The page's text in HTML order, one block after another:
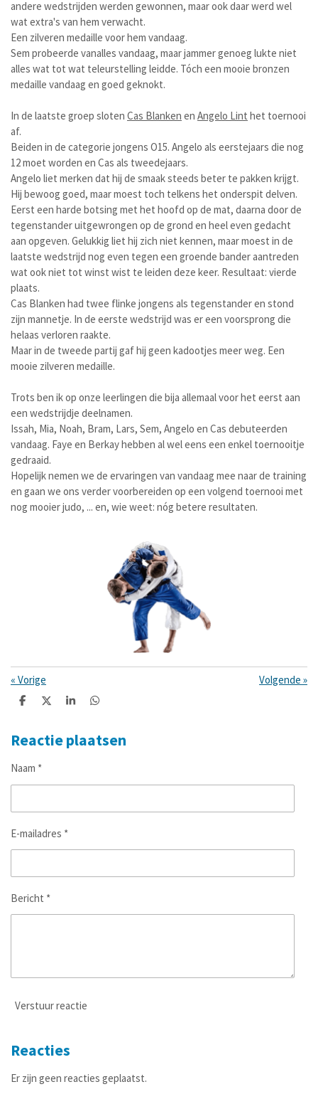
andere wedstrijden werden gewonnen, maar ook daar werd wel
wat extra's van hem verwacht.
Een zilveren medaille voor hem vandaag.
Sem probeerde vanalles vandaag, maar jammer genoeg lukte niet
alles wat tot wat teleurstelling leidde. Tóch een mooie bronzen
medaille vandaag en goed geknokt.
In de laatste groep sloten Cas Blanken en Angelo Lint het toernooi
af.
Beiden in de categorie jongens O15. Angelo als eerstejaars die nog
12 moet worden en Cas als tweedejaars.
Angelo liet merken dat hij de smaak steeds beter te pakken krijgt.
Hij bewoog goed, maar moest toch telkens het onderspit delven.
Eerst een harde botsing met het hoofd op de mat, daarna door de
tegenstander uitgewrongen op de grond en heel even gedacht
aan opgeven. Gelukkig liet hij zich niet kennen, maar moest in de
laatste wedstrijd nog even tegen een groende bander aantreden
wat ook niet tot winst wist te leiden deze keer. Resultaat: vierde
plaats.
Cas Blanken had twee flinke jongens als tegenstander en stond
zijn mannetje. In de eerste wedstrijd was er een voorsprong die
helaas verloren raakte.
Maar in de tweede partij gaf hij geen kadootjes meer weg. Een
mooie zilveren medaille.
Trots ben ik op onze leerlingen die bija allemaal voor het eerst aan
een wedstrijdje deelnamen.
Issah, Mia, Noah, Bram, Lars, Sem, Angelo en Cas debuteerden
vandaag. Faye en Berkay hebben al wel eens een enkel toernooitje
gedraaid.
Hopelijk nemen we de ervaringen van vandaag mee naar de training
en gaan we ons verder voorbereiden op een volgend toernooi met
nog mooier judo, ... en, wie weet: nóg betere resultaten.
« Vorige Volgende »
D
e
n
D
l
S
r
e
D
e
n
Reactie plaatsen
Naam *
E-mailadres *
Bericht *
Verstuur reactie
Reacties
Er zijn geen reacties geplaatst.